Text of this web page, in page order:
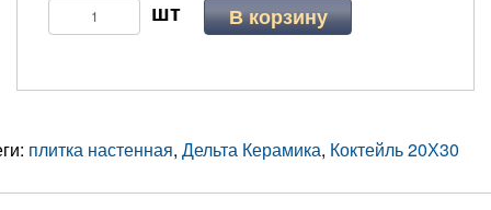
В корзину
плитка настенная, Дельта Керамика, Коктейль 20Х30